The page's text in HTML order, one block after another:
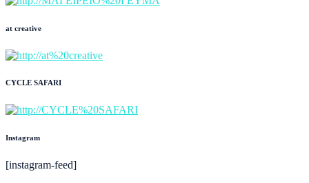
at creative
CYCLE SAFARI
Instagram
[instagram-feed]